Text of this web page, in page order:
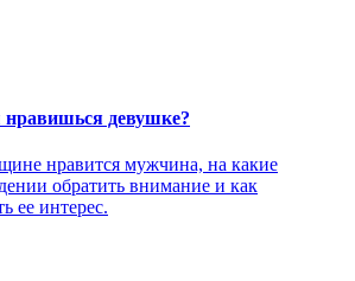
девушке?
нравится мужчина, на какие
обратить внимание и как
ее интерес.